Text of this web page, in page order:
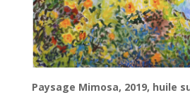
Paysage Mimosa, 2019, huile